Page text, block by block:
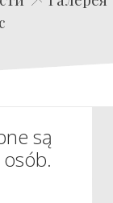
są